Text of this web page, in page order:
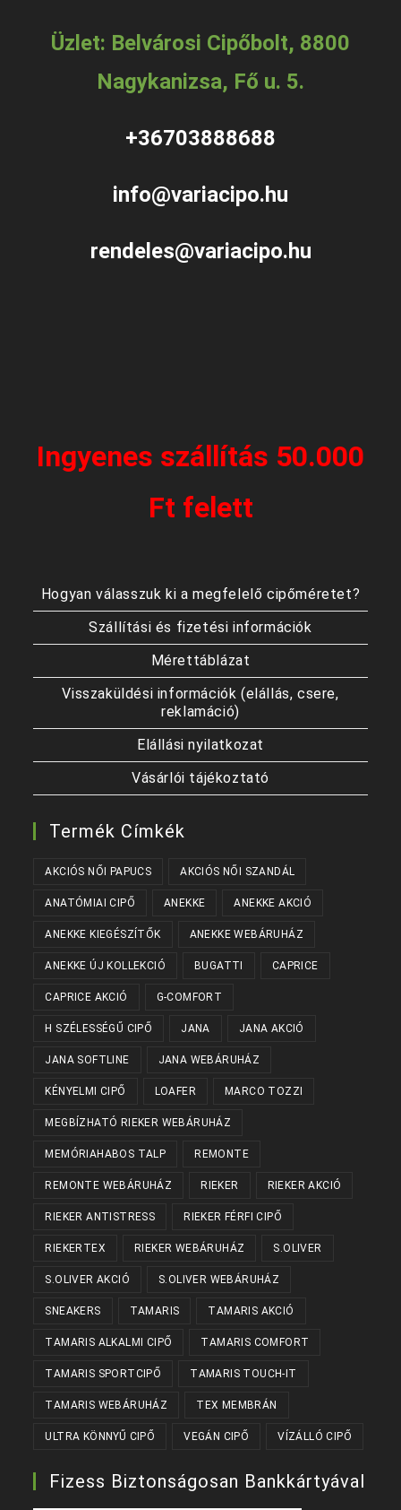
Üzlet: Belvárosi Cipőbolt, 8800
Nagykanizsa, Fő u. 5.
+36703888688
info@variacipo.hu
rendeles@variacipo.hu
Ingyenes szállítás 50.000
Ft felett
Hogyan válasszuk ki a megfelelő cipőméretet?
Szállítási és fizetési információk
Mérettáblázat
Visszaküldési információk (elállás, csere,
reklamáció)
Elállási nyilatkozat
Vásárlói tájékoztató
Termék Címkék
AKCIÓS NŐI PAPUCS AKCIÓS NŐI SZANDÁL
ANATÓMIAI CIPŐ ANEKKE ANEKKE AKCIÓ
ANEKKE KIEGÉSZÍTŐK ANEKKE WEBÁRUHÁZ
ANEKKE ÚJ KOLLEKCIÓ BUGATTI CAPRICE
CAPRICE AKCIÓ G-COMFORT
H SZÉLESSÉGŰ CIPŐ JANA JANA AKCIÓ
JANA SOFTLINE JANA WEBÁRUHÁZ
KÉNYELMI CIPŐ LOAFER MARCO TOZZI
MEGBÍZHATÓ RIEKER WEBÁRUHÁZ
MEMÓRIAHABOS TALP REMONTE
REMONTE WEBÁRUHÁZ RIEKER RIEKER AKCIÓ
RIEKER ANTISTRESS RIEKER FÉRFI CIPŐ
RIEKERTEX RIEKER WEBÁRUHÁZ S.OLIVER
S.OLIVER AKCIÓ S.OLIVER WEBÁRUHÁZ
SNEAKERS TAMARIS TAMARIS AKCIÓ
TAMARIS ALKALMI CIPŐ TAMARIS COMFORT
TAMARIS SPORTCIPŐ TAMARIS TOUCH-IT
TAMARIS WEBÁRUHÁZ TEX MEMBRÁN
ULTRA KÖNNYŰ CIPŐ VEGÁN CIPŐ VÍZÁLLÓ CIPŐ
Fizess Biztonságosan Bankkártyával